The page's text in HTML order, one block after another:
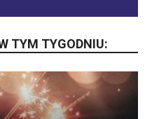
TYM TYGODNIU: